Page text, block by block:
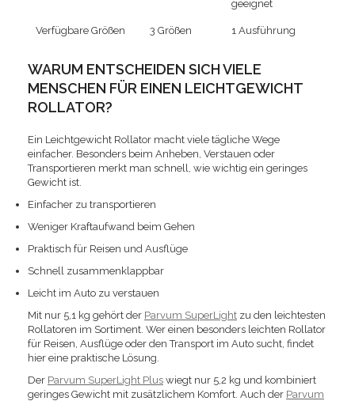
geeignet
Verfügbare Größen 3 Größen 1 Ausführung
WARUM ENTSCHEIDEN SICH VIELE
MENSCHEN FÜR EINEN LEICHTGEWICHT
ROLLATOR?
Ein Leichtgewicht Rollator macht viele tägliche Wege
einfacher. Besonders beim Anheben, Verstauen oder
Transportieren merkt man schnell, wie wichtig ein geringes
Gewicht ist.
Einfacher zu transportieren
Weniger Kraftaufwand beim Gehen
Praktisch für Reisen und Ausflüge
Schnell zusammenklappbar
Leicht im Auto zu verstauen
Mit nur 5,1 kg gehört der Parvum SuperLight zu den leichtesten
Rollatoren im Sortiment. Wer einen besonders leichten Rollator
für Reisen, Ausflüge oder den Transport im Auto sucht, findet
hier eine praktische Lösung.
Der Parvum SuperLight Plus wiegt nur 5,2 kg und kombiniert
geringes Gewicht mit zusätzlichem Komfort. Auch der Parvum